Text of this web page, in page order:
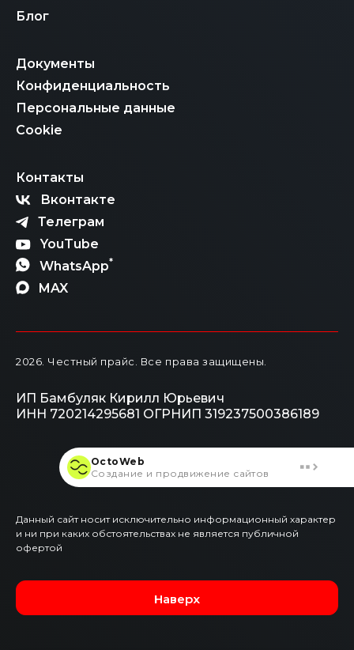
Блог
Документы
Конфиденциальность
Персональные данные
Cookie
Контакты
Вконтакте
Телеграм
YouTube
WhatsApp*
MAX
2026 . Честный прайс. Все права защищены.
ИП Бамбуляк Кирилл Юрьевич
ИНН 720214295681 ОГРНИП 319237500386189
Данный сайт носит исключительно информационный характер
и ни при каких обстоятельствах не является публичной
офертой
Наверх
OctoWeb
Создание и продвижение сайтов